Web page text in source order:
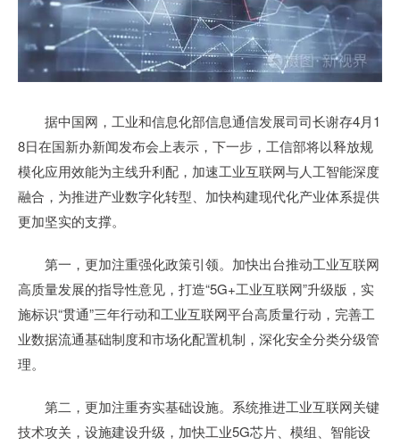
据中国网，工业和信息化部信息通信发展司司长谢存4月1
8日在国新办新闻发布会上表示，下一步，工信部将以释放规
模化应用效能为主线升利配，加速工业互联网与人工智能深度
融合，为推进产业数字化转型、加快构建现代化产业体系提供
更加坚实的支撑。
第一，更加注重强化政策引领。加快出台推动工业互联网
高质量发展的指导性意见，打造“5G+工业互联网”升级版，实
施标识“贯通”三年行动和工业互联网平台高质量行动，完善工
业数据流通基础制度和市场化配置机制，深化安全分类分级管
理。
第二，更加注重夯实基础设施。系统推进工业互联网关键
技术攻关，设施建设升级，加快工业5G芯片、模组、智能设